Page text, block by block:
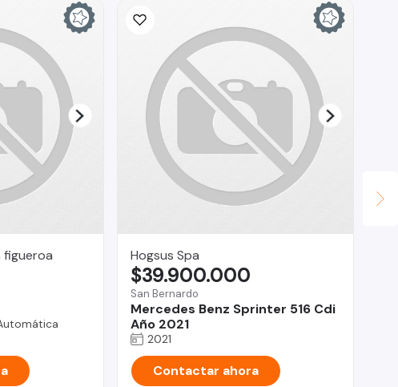
Hogsus Spa
San Bernardo
Mercedes Benz Sprinter 516 Cdi
Año 2021
$39.900.000
2021
Contactar ahora